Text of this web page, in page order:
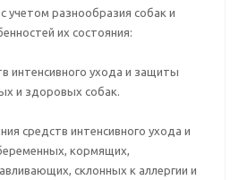
учетом разнообразия собак и
их состояния:
интенсивного ухода и защиты
и здоровых собак.
средств интенсивного ухода и
кормящих,
склонных к аллергии и